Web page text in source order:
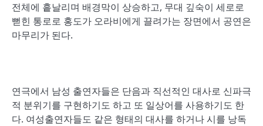
전체에 흩날리며 배경막이 상승하고, 무대 깊숙이 세로로
뻗힌 통로로 홍도가 오라비에게 끌려가는 장면에서 공연은
마무리가 된다.
연극에서 남성 출연자들은 단음과 직선적인 대사로 신파극
적 분위기를 구현하기도 하고 또 일상어를 사용하기도 한
다. 여성출연자들도 같은 형태의 대사를 하거나 시를 낭독